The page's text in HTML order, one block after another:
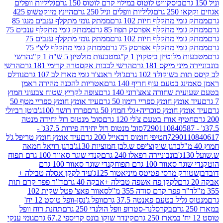
ביסקוויט לוטוס במילוי קרם לוטוס 150 גרם
גליליות וופלים
גרם
גליליות וופלים וניל 250 גרם
היינץ מיוקטשופ 425
מתקלף חיות 102 גרם
ממתק גומי מתקלף ענבים מנגו 85
מתקלף אפרסק תפוז 85 גרם
ממתק גומי מתקלף ענבים 75
מתקלף חיות 102 גרם
ממתק גומי מתקלף ענבים 75
מתקלף אפרסק 75 גרם
ממתק גומי מתקלף ליצ'י 75
ביטקוין 1 ק"ג
מטבעות מולטיזן 5 ש"ח 1 ק"ג
הרשי
מיקס 181 גרם
הרשי לבבות אקסטרה קרימי 181 גרם
הרשי
102 גרם
ג'ולי ראנצ'ר גומי מארז לב 107 גרם
נודלס
עוף חריף 140 גרם
אטריות להכנה מהירה ראמן
שחורה צאצ'רוני 140 גרם
צופה לקריץ שטוח צבעוני חמוץ
חומץ ספריי רימון 50 גרם
עיד אומץ חומץ ספריי מטף 50
חומץ סוכריה+גלי חמוץ 50 גרם
פררו רושר 100ג'
בוטן רביולי
אורז בטעם צ'לי 120 גרם
סוכ' מנטוס רול יחידה מנטה
סוכ' מנטוס רול יחידה פירות 37.5ג' -
חטיפי חומוס דבאייל 200 גרם
עיד אומץ חומץ טריפל ג'ל
ברגן שוקוצ'יפס ש.לבן חמוציות 130ג'
ברגן רויאל חמאה
בונבוניירה רפאלו 240 גרם
קנדי שוגר סאוור 100 גרם תפוח
100 גרם תפוח
קנדי שוגר סאוור 100 גרם
מרסי פטיטס מיניאטור 125ג'
עיד לקקן אסלה טבילה +
לקקן פח אשפה טבילה +אבקה 40 גרם
ד"ר פפר קרם תות
פפר קרם סודה 355 מ"ל
סאוור פאצ' פטל שקית 102
בטעם פאנטה 37.5 גרם
וופל ג'נסן-וופל טוסט 12 יח'
בקרסלנד-סטרופ וופל הולנדי 250 גרם
תחנת רוח וופל
קינדר שוקו בונס קריספי 67.2 גרם
גומי ענקי